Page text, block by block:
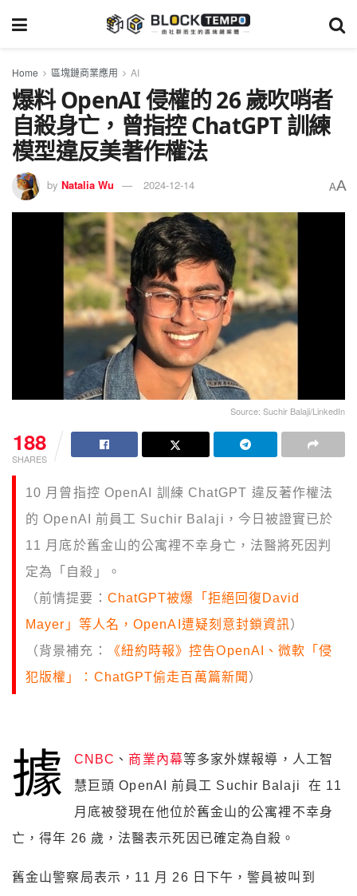
Home 區塊鏈商業應用 AI
爆料 OpenAI 侵權的 26 歲吹哨者
自殺身亡，曾指控 ChatGPT 訓練
模型違反美著作權法
by Natalia Wu 2024-12-14 AA
Source: Suchir Balaji/LinkedIn
188
SHARES
10 月曾指控 OpenAI 訓練 ChatGPT 違反著作權法
的 OpenAI 前員工 Suchir Balaji，今日被證實已於
11 月底於舊金山的公寓裡不幸身亡，法醫將死因判
定為「自殺」。
（前情提要： ChatGPT被爆「拒絕回復David
Mayer」等人名，OpenAI遭疑刻意封鎖資訊）
（背景補充：
《紐約時報》控告OpenAI、微軟「侵
犯版權」：ChatGPT偷走百萬篇新聞 ）
據 CNBC 、 商業內幕等多家外媒報導，人工智
慧巨頭 OpenAI 前員工 Suchir Balaji 在 11
月底被發現在他位於舊金山的公寓裡不幸身
亡，得年 26 歲，法醫表示死因已確定為自殺。
舊金山警察局表示，11 月 26 日下午，警員被叫到